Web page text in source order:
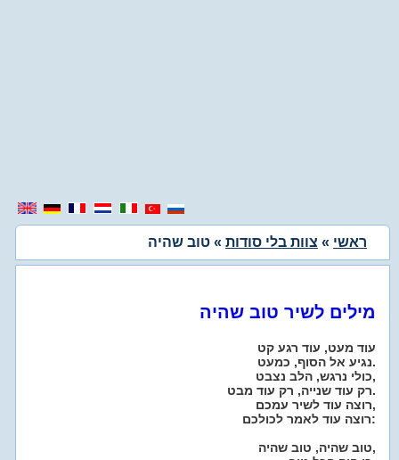
ראשי » צוות בלי סודות » טוב שהיה
מילים לשיר טוב שהיה
עוד מעט, עוד רגע קט
נגיע אל הסוף, כמעט.
כולי נרגש, הלב נצבט,
רק עוד שנייה, רק עוד מבט.
רוצה עוד לשיר עמכם,
רוצה עוד לאמר לכולכם:
טוב שהיה, טוב שהיה,